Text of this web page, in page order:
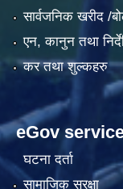
सार्वजनिक खरीद /
एन, कानुन तथा
कर तथा शुल्कहरु
eGov
घटना दर्ता
सामाजिक सुरक्षा